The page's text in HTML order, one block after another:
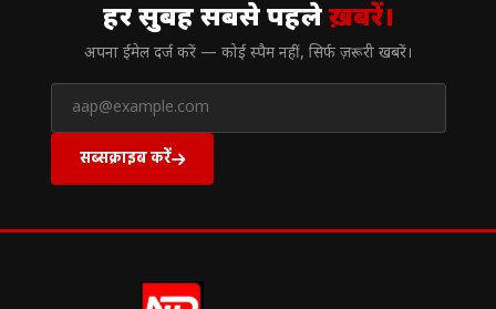
हर सुबह सबसे पहलेख़बरें।
अपना ईमेल दर्ज करें — कोई स्पैम नहीं, सिर्फ ज़रूरी खबरें।
सब्सक्राइब करें